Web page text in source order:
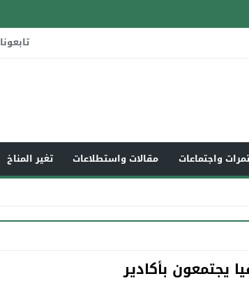
تابعونا
واجتماعات مقالات واستطلاعات تغير المناخ
يجتمعون بأكادير